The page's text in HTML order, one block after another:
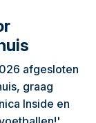
afgesloten
graag
Inside en